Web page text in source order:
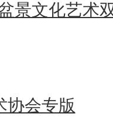
景文化艺术
协会专版